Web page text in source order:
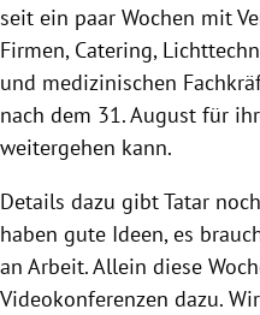
seit ein paar Wochen mit
Firmen, Catering,
und medizinischen
nach dem 31. August für
weitergehen kann.
Details dazu gibtTatar
haben gute Ideen, es
an Arbeit. Allein diese
Videokonferenzen dazu.